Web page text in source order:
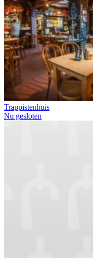
Trappistenhuis
Nu gesloten